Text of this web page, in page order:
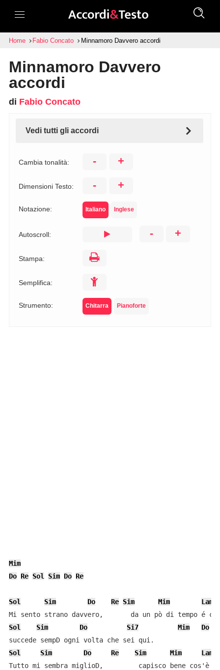
Home Fabio Concato Minnamoro Davvero accordi
Minnamoro Davvero
accordi
di Fabio Concato
Vedi tutti gli accordi
Cambia tonalità: - +
Dimensioni Testo: - +
Notazione: Italiano Inglese
Autoscroll: - +
Stampa:
Semplifica:
Strumento: Chitarra Pianoforte
Mim
Do Re Sol Sim Do Re
Sol Sim Do Re Sim Mim Lam
Sol Sim Do Si7 Mim Do
Sol
Sim Do Re Sim Mim
Lam
Tutto mi sembra miglioD,         capisco bene cos'è